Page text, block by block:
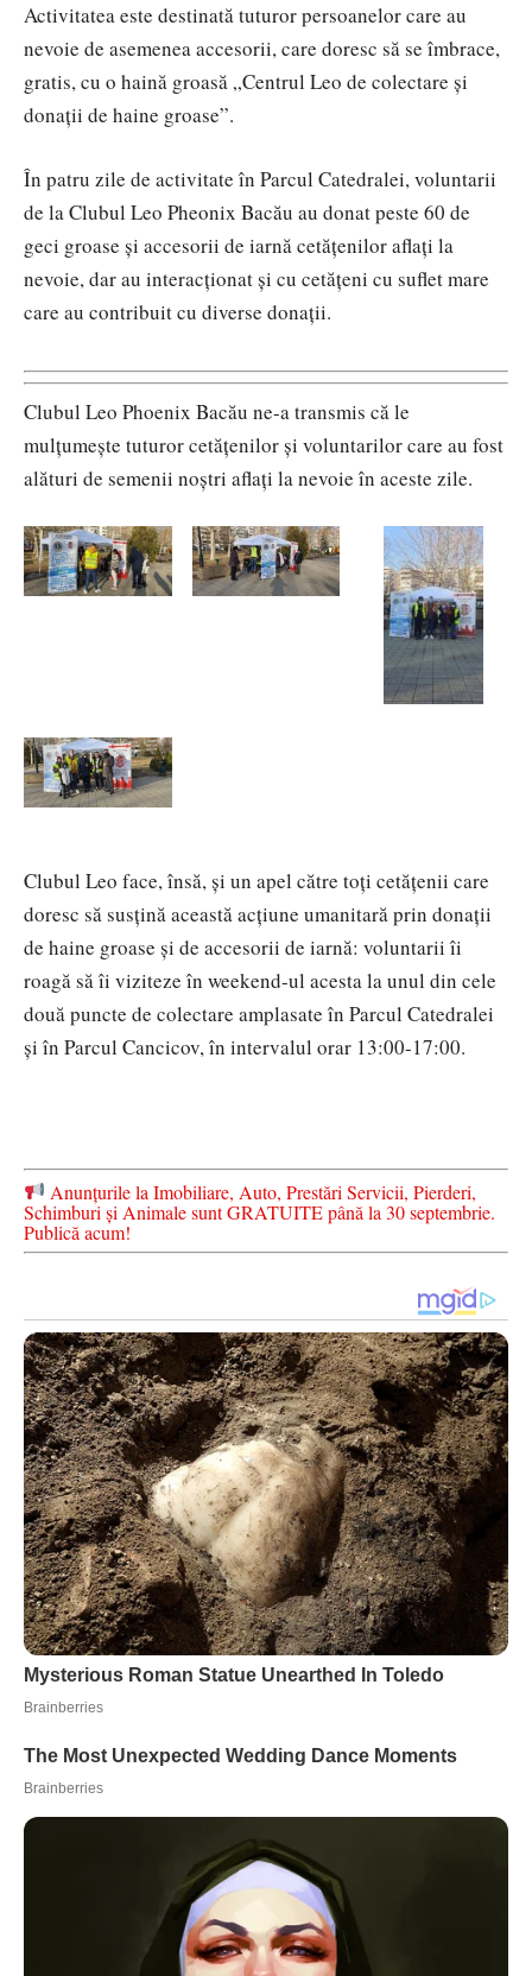
Activitatea este destinată tuturor persoanelor care au
nevoie de asemenea accesorii, care doresc să se îmbrace,
gratis, cu o haină groasă „Centrul Leo de colectare și
donații de haine groase”.
În patru zile de activitate în Parcul Catedralei, voluntarii
de la Clubul Leo Pheonix Bacău au donat peste 60 de
geci groase și accesorii de iarnă cetățenilor aflați la
nevoie, dar au interacționat și cu cetățeni cu suflet mare
care au contribuit cu diverse donații.
Clubul Leo Phoenix Bacău ne-a transmis că le
mulțumește tuturor cetățenilor și voluntarilor care au fost
alături de semenii noștri aflați la nevoie în aceste zile.
Clubul Leo face, însă, și un apel către toți cetățenii care
doresc să susțină această acțiune umanitară prin donații
de haine groase și de accesorii de iarnă: voluntarii îi
roagă să îi viziteze în weekend-ul acesta la unul din cele
două puncte de colectare amplasate în Parcul Catedralei
și în Parcul Cancicov, în intervalul orar 13:00-17:00.
Anunțurile la Imobiliare, Auto, Prestări Servicii, Pierderi,
Schimburi și Animale sunt GRATUITE până la 30 septembrie.
Publică acum!